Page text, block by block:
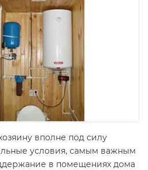
вполне под силу
условия, самым важным
в помещениях дома